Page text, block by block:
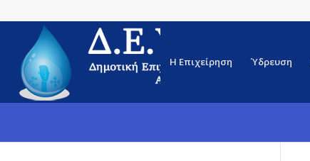
Η Επιχείρηση Ύδρευση